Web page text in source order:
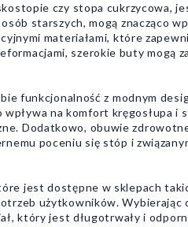
czy stopa cukrzycowa,
starszych, mogą znacząco
materiałami, które
szerokie buty mogą
funkcjonalność z modnym
na komfort kręgosłupa i
Dodatkowo, obuwie
poceniu się stóp i
jest dostępne w sklepach
użytkowników. Wybierając
który jest długotrwały i